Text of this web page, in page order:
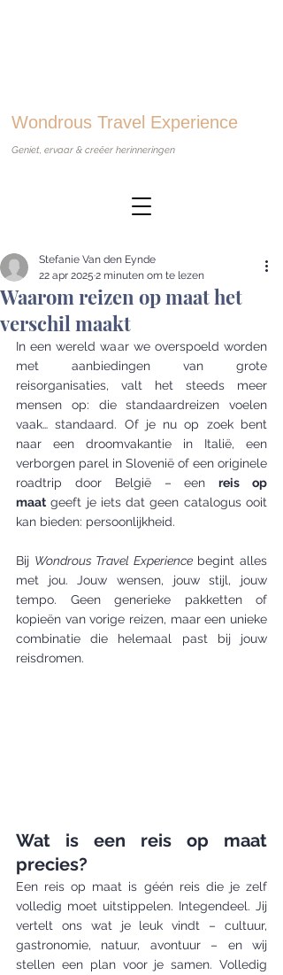
Wondrous Travel Experience
Geniet, ervaar & creëer herinneringen
Waarom reizen op maat het
verschil maakt
Stefanie Van den Eynde
22 apr 2025 2 minuten om te lezen
In een wereld waar we overspoeld worden
met aanbiedingen van grote
reisorganisaties, valt het steeds meer
mensen op: die standaardreizen voelen
vaak… standaard. Of je nu op zoek bent
naar een droomvakantie in Italië, een
verborgen parel in Slovenië of een originele
roadtrip door België – een reis op
maat geeft je iets dat geen catalogus ooit
kan bieden: persoonlijkheid.
Bij Wondrous Travel Experience begint alles
met jou. Jouw wensen, jouw stijl, jouw
tempo. Geen generieke pakketten of
kopieën van vorige reizen, maar een unieke
combinatie die helemaal past bij jouw
reisdromen.
Wat is een reis op maat
precies?
Een reis op maat is géén reis die je zelf
volledig moet uitstippelen. Integendeel. Jij
vertelt ons wat je leuk vindt – cultuur,
gastronomie, natuur, avontuur – en wij
stellen een plan voor je samen. Volledig